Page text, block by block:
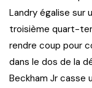
Landry égalise sur
troisième quart-
rendre coup pour
dans le dos de la
Beckham Jr casse